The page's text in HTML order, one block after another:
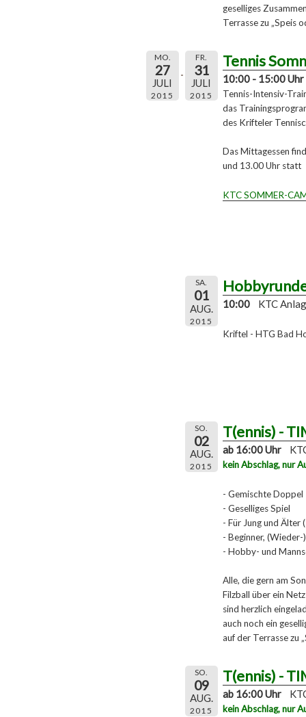
geselliges
Terrasse zu „Speis
MO.
27
JULI
2015
FR.
31
JULI
2015
Tennis
10:00 - 15:00 Uhr
Tennis-Intensiv-
das
des Krifteler
Das Mittagessen
und 13.00 Uhr statt
KTC SOMMER-
SA.
01
AUG.
2015
10:00 KTC
Kriftel - HTG Bad
SO.
02
AUG.
2015
T(ennis) -
ab 16:00 Uhr
kein Abschlag, nur
- Gemischte Doppel
- Geselliges Spiel
- Für Jung und Älter
- Beginner, (Wieder-
- Hobby- und
Alle, die gern am
Filzball über ein
sind herzlich
auch noch ein
auf der Terrasse zu
SO.
09
AUG.
2015
T(ennis) -
ab 16:00 Uhr
kein Abschlag, nur